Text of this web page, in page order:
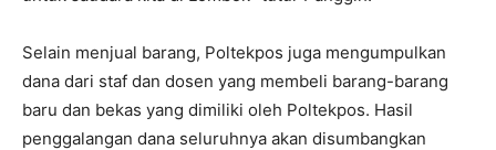
Selain menjual barang, Poltekpos juga mengumpulkan
dana dari staf dan dosen yang membeli barang-barang
baru dan bekas yang dimiliki oleh Poltekpos. Hasil
penggalangan dana seluruhnya akan disumbangkan